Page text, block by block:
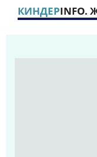
КИНДЕРINFO.